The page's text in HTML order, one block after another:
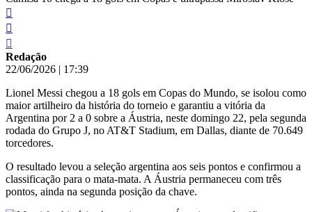
Redação
22/06/2026 | 17:39
Lionel Messi chegou a 18 gols em Copas do Mundo, se isolou como
maior artilheiro da história do torneio e garantiu a vitória da
Argentina por 2 a 0 sobre a Áustria, neste domingo 22, pela segunda
rodada do Grupo J, no AT&T Stadium, em Dallas, diante de 70.649
torcedores.
O resultado levou a seleção argentina aos seis pontos e confirmou a
classificação para o mata-mata. A Áustria permaneceu com três
pontos, ainda na segunda posição da chave.